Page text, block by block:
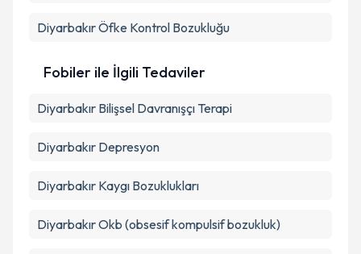
Diyarbakır Öfke Kontrol Bozukluğu
Fobiler ile İlgili Tedaviler
Diyarbakır Bilişsel Davranışçı Terapi
Diyarbakır Depresyon
Diyarbakır Kaygı Bozuklukları
Diyarbakır Okb (obsesif kompulsif bozukluk)